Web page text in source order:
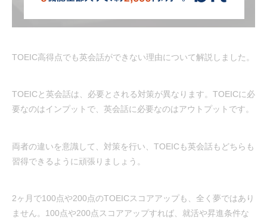
TOEIC高得点でも英会話ができない理由について解説しました。
TOEICと英会話は、必要とされる対策が異なります。TOEICに必
要なのはインプットで、英会話に必要なのはアウトプットです。
両者の違いを意識して、対策を行い、TOEICも英会話もどちらも
習得できるように頑張りましょう。
2ヶ月で100点や200点のTOEICスコアアップも、全く夢ではあり
ません。100点や200点スコアアップすれば、就活や昇進条件な